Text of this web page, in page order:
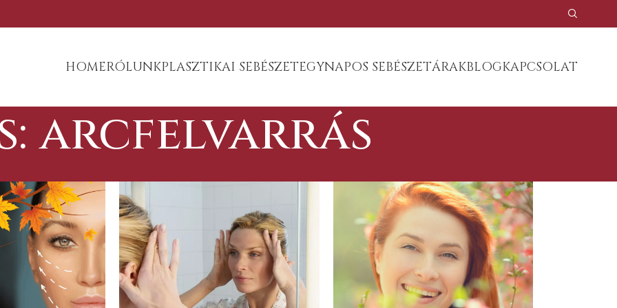
HOMERÓLUNKPLASZTIKAI SEBÉSZETEGYNAPOS SEBÉSZETÁRAKBLOGKAPCSOLAT
arcfelvarrás